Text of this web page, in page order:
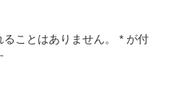
ことはありません。 * が付